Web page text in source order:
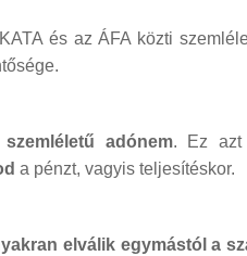
és az ÁFA közti
adónem. Ez
a pénzt, vagyis teljesítéskor.
elválik egymástól a